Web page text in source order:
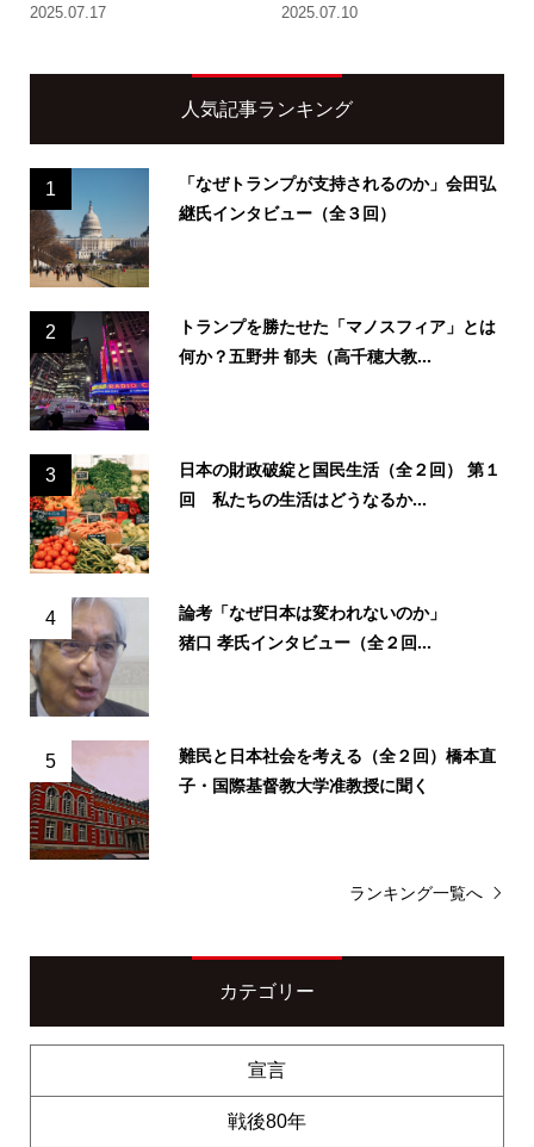
2025.07.17 2025.07.10
人気記事ランキング
1
「なぜトランプが支持されるのか」会田弘
継氏インタビュー（全３回）
2
トランプを勝たせた「マノスフィア」とは
何か？五野井 郁夫（高千穂大教...
3
日本の財政破綻と国民生活（全２回） 第１
回 私たちの生活はどうなるか...
4
論考「なぜ日本は変われないのか」
猪口 孝氏インタビュー（全２回...
5
難民と日本社会を考える（全２回）橋本直
子・国際基督教大学准教授に聞く
ランキング一覧へ
カテゴリー
宣言
戦後80年